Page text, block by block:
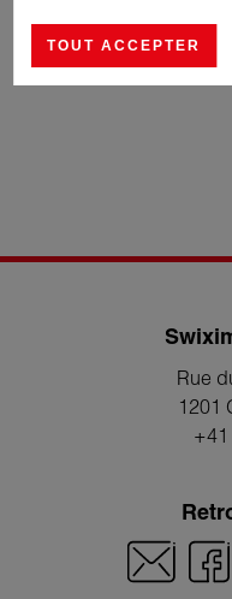
Rue
1201
+41
TOUT ACCEPTER